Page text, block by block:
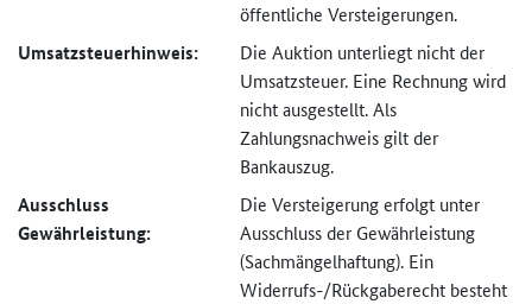
öffentliche Versteigerungen.
Umsatzsteuer­hinweis:
Die Auktion unterliegt nicht der
Umsatzsteuer. Eine Rechnung wird
nicht ausgestellt. Als
Zahlungsnachweis gilt der
Bankauszug.
Ausschluss
Gewährleistung:
Die Versteigerung erfolgt unter
Ausschluss der Gewährleistung
(Sachmängel­haftung). Ein
Widerrufs-/Rückgaberecht besteht